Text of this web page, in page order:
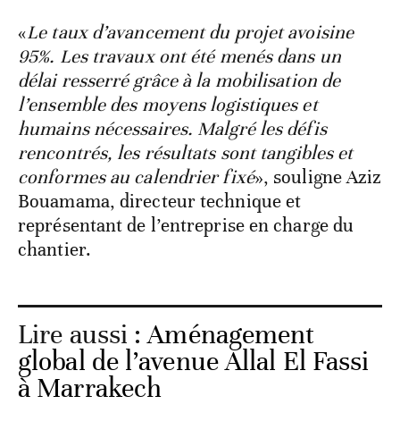
«Le taux d’avancement du projet avoisine
95%. Les travaux ont été menés dans un
délai resserré grâce à la mobilisation de
l’ensemble des moyens logistiques et
humains nécessaires. Malgré les défis
rencontrés, les résultats sont tangibles et
conformes au calendrier fixé», souligne Aziz
Bouamama, directeur technique et
représentant de l’entreprise en charge du
chantier.
Lire aussi :Aménagement
global de l’avenue Allal El Fassi
à Marrakech